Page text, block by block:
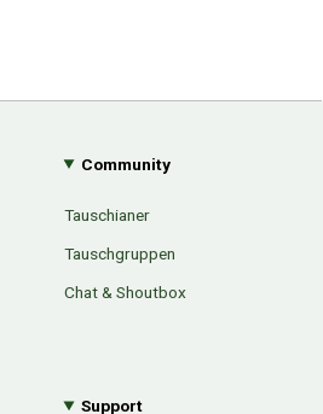
Community
Tauschianer
Tauschgruppen
Chat & Shoutbox
Support